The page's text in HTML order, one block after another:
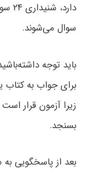
سوال می‌شوند.
باید توجه
برای جواب به کتاب
زیرا آزمون قرار
بسنجد.
بعد از پاسخگویی